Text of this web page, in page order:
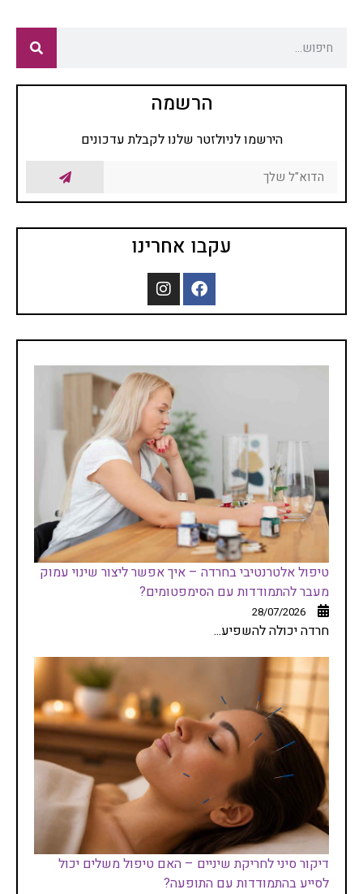
הרשמה
הירשמו לניולזטר שלנו לקבלת עדכונים
עקבו אחרינו
טיפול אלטרנטיבי בחרדה – איך אפשר ליצור שינוי עמוק
מעבר להתמודדות עם הסימפטומים?
28/07/2026
חרדה יכולה להשפיע...
דיקור סיני לחריקת שיניים – האם טיפול משלים יכול
לסייע בהתמודדות עם התופעה?